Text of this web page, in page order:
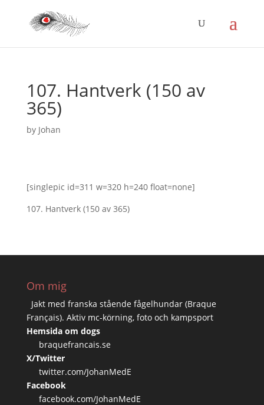
107. Hantverk (150 av
365)
by Johan
[singlepic id=311 w=320 h=240 float=none]
107. Hantverk (150 av 365)
Om mig
Jakt med franska stående fågelhundar (Braque
Français). Aktiv mc-körning, foto och kampsport
Hemsida om dogs
braquefrancais.se
X/Twitter
twitter.com/JohanMedE
Facebook
facebook.com/JohanMedE